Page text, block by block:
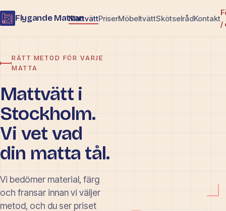
Flygande MattanMattvättPriserMöbeltvättSkötselrådKontakt
/
RÄTT METOD FÖR VARJE
MATTA
Mattvätt i
Stockholm.
Vi vet vad
din matta tål.
Vi bedömer material, färg
och fransar innan vi väljer
metod, och du ser priset